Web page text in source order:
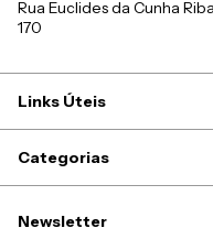
Rua Euclides da Cunha
170
Links Úteis
Categorias
Newsletter